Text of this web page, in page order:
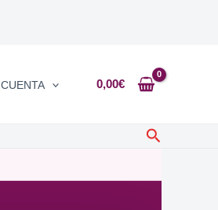
CUENTA 0,00€
Buscar